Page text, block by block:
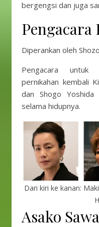
bergengsi dan juga
Pengacara
Diperankan oleh
Pengacara untuk
pernikahan kembali
dan Shogo Yoshida
selama hidupnya.
Dari kiri ke kanan:
Asako